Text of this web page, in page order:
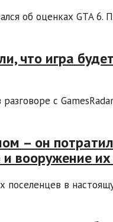
об оценках GTA
что игра
с
– он
вооружение
поселенцев в